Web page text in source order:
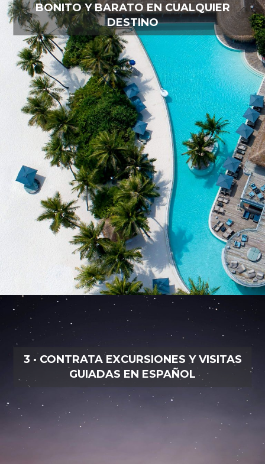
BONITO Y BARATO EN CUALQUIER
DESTINO
3 · CONTRATA EXCURSIONES Y VISITAS
GUIADAS EN ESPAÑOL